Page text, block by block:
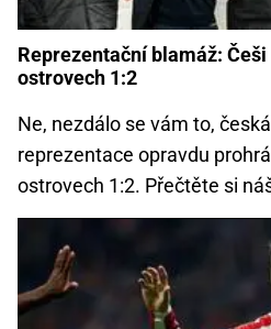
Reprezentační blamáž:
ostrovech 1:2
Ne, nezdálo se vám to,
reprezentace opravdu
ostrovech 1:2. Přečtěte si